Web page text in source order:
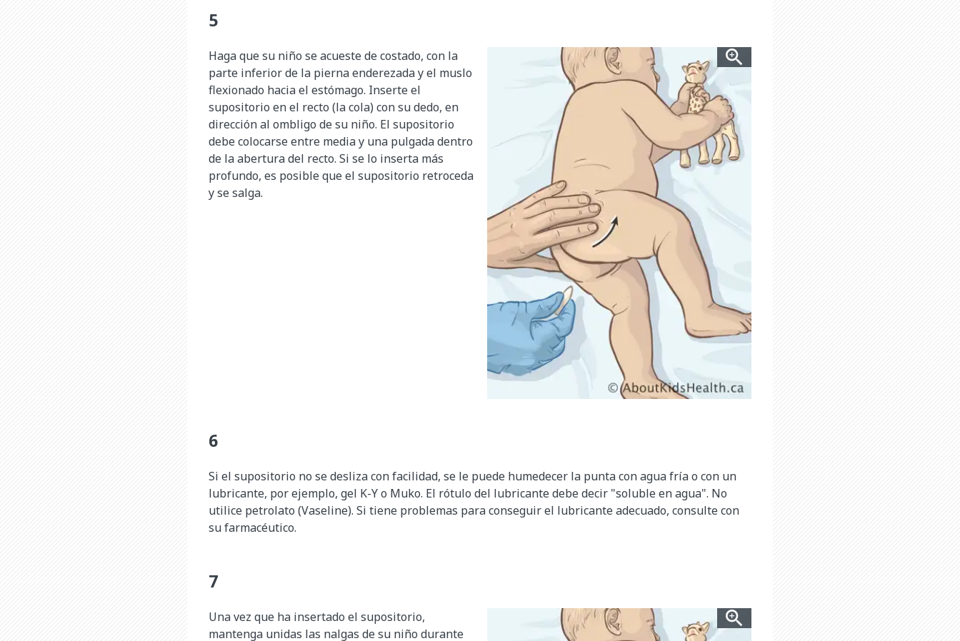
Haga que su niño se acueste de costado, con la
parte inferior de la pierna enderezada y el muslo
flexionado hacia el estómago. Inserte el
supositorio en el recto (la cola) con su dedo, en
dirección al ombligo de su niño. El supositorio
debe colocarse entre media y una pulgada dentro
de la abertura del recto. Si se lo inserta más
profundo, es posible que el supositorio retroceda
y se salga.
Si el supositorio no se desliza con facilidad, se le puede humedecer la punta con agua fría o con un
lubricante, por ejemplo, gel K-Y o Muko. El rótulo del lubricante debe decir "soluble en agua". No
utilice petrolato (Vaseline). Si tiene problemas para conseguir el lubricante adecuado, consulte con
su farmacéutico.
Una vez que ha insertado el supositorio,
mantenga unidas las nalgas de su niño durante